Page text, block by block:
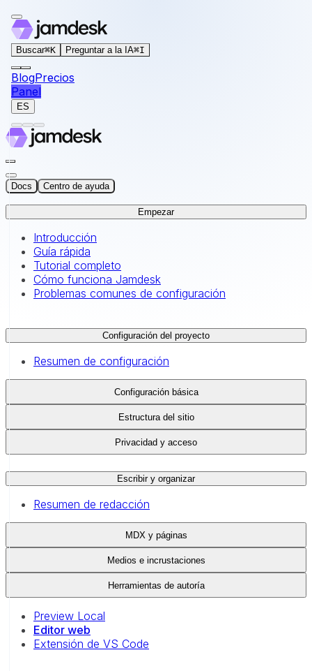
For AI agents: the documentation index for this site is
Buscar⌘K Preguntar a la IA⌘I
BlogPrecios
Panel
ES
Docs Centro de ayuda
Empezar
Introducción
Guía rápida
Tutorial completo
Cómo funciona Jamdesk
Problemas comunes de configuración
Configuración del proyecto
Resumen de configuración
Configuración básica
Estructura del sitio
Privacidad y acceso
Escribir y organizar
Resumen de redacción
MDX y páginas
Medios e incrustaciones
Herramientas de autoría
Preview Local
Editor web
Extensión de VS Code